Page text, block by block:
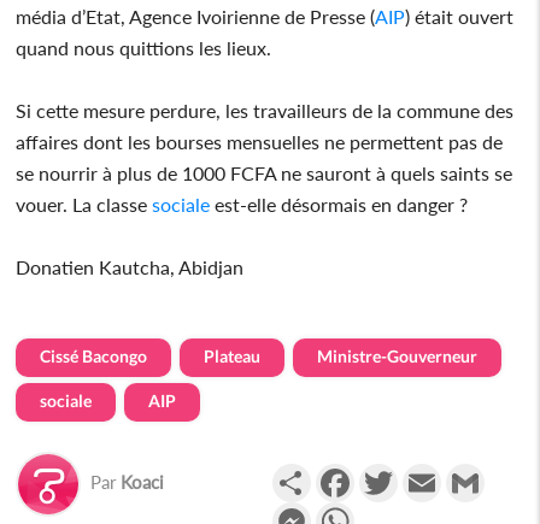
média d’Etat, Agence Ivoirienne de Presse (AIP) était ouvert
quand nous quittions les lieux.
Si cette mesure perdure, les travailleurs de la commune des
affaires dont les bourses mensuelles ne permettent pas de
se nourrir à plus de 1000 FCFA ne sauront à quels saints se
vouer. La classesociale est-elle désormais en danger ?
Donatien Kautcha, Abidjan
Cissé Bacongo Plateau Ministre-Gouverneur
sociale AIP
Par Koaci PartagerFacebookTwitterEmail
Messenger